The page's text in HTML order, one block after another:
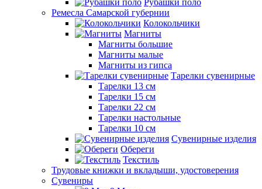
Рубашки поло
Ремесла Самарской губернии
Колокольчики
Магниты
Магниты большие
Магниты малые
Магниты из гипса
Тарелки сувенирные
Тарелки 13 см
Тарелки 15 см
Тарелки 22 см
Тарелки настольные
Тарелки 10 см
Сувенирные изделия
Обереги
Текстиль
Трудовые книжки и вкладыши, удостоверения
Сувениры